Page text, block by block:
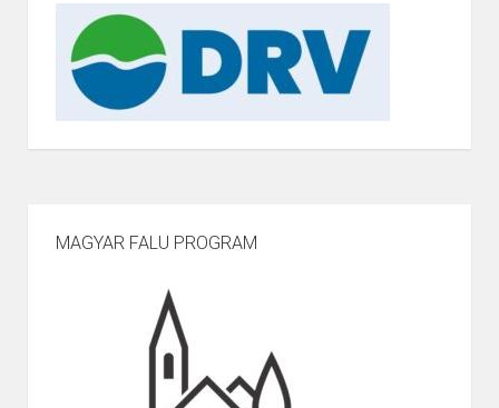
MAGYAR FALU PROGRAM